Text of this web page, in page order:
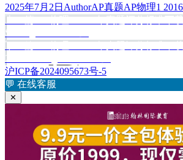
发
布
于
2025年7月2日 作
者
Author分
类
AP真题标
签
AP物理1
文
章
导
航
上一篇上
文
AP物理1 2015年真题评分标准下
Scoring Guidelines》
下一篇
下
文
章：
2016 Scoring Guidelines》
沪ICP备2024095673号-5
💬 在线客服
✕